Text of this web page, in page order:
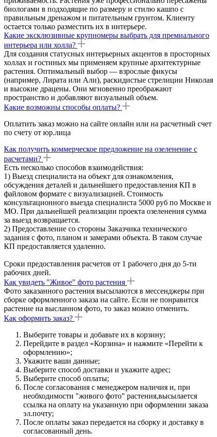
биологами в подходящие по размеру и стилю кашпо с
правильным дренажом и питательным грунтом. Клиенту
остается только разместить их в интерьере.
Какие эксклюзивные крупномеры выбрать для премиального
интерьера или холла?
Для создания статусных интерьерных акцентов в просторных
холлах и гостиных мы применяем крупные архитектурные
растения. Оптимальный выбор — взрослые фикусы
(например, Лирата или Али), раскидистые стрелиции Николая
и высокие драцены. Они мгновенно преображают
пространство и добавляют визуальный объем.
Какие возможны способы оплаты?
Оплатить заказ можно на сайте онлайн или на расчетный счет
по счету от юр.лица
Как получить коммерческое предложение на озеленение с
расчетами?
Есть несколько способов взаимодействия:
1) Выезд специалиста на объект для ознакомления,
обсуждения деталей и дальнейшего предоставления КП в
файловом формате с визуализацией. Стоимость
консультационного выезда специалиста 5000 руб по Москве и
МО. При дальнейшей реализации проекта озеленения сумма
за выезд возвращается.
2) Предоставление со стороны Заказчика технического
задания с фото, планом и замерами объекта. В таком случае
КП предоставляется удаленно.
Сроки предоставления расчетов от 1 рабочего дня до 5-ти
рабочих дней.
Как увидеть "Живое" фото растения
Фото заказанного растения высылаются в мессенджеры при
сборке оформленного заказа на сайте. Если не понравится
растение на высланном фото, то заказ можно отменить.
Как оформить заказ?
Выберите товары и добавьте их в корзину;
Перейдите в раздел «Корзина» и нажмите «Перейти к
оформлению»;
Укажите ваши данные;
Выберите способ доставки и укажите адрес;
Выберите способ оплаты;
После согласования с менеджером наличия и, при
необходимости "живого фото" растения,высылается
ссылка на оплату на указанную при оформлении заказа
эл.почту;
После оплаты заказ передается на сборку и доставку в
согласованный день.